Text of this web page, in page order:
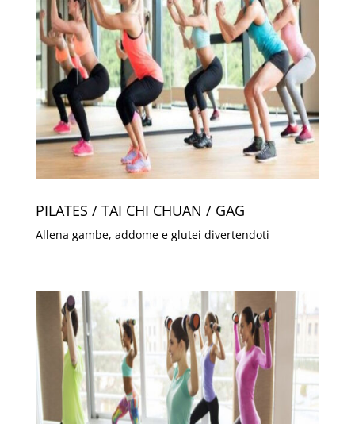
PILATES / TAI CHI CHUAN / GAG
Allena gambe, addome e glutei divertendoti